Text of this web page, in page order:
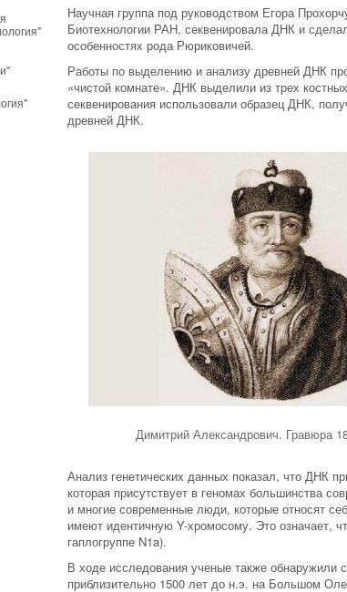
Научная группа под руководством Егора
Биотехнологии РАН, секвенировала ДНК и
особенностях рода Рюриковичей.
Работы по выделению и анализу древней ДНК
«чистой комнате». ДНК выделили из трех
секвенирования использовали образец ДНК,
древней ДНК.
Димитрий Александрович. Гравюра
Анализ генетических данных показал, что ДНК
которая присутствует в геномах большинства
и многие современные люди, которые относят
имеют идентичную Y-хромосому. Это означает,
гаплогруппе N1a).
В ходе исследования ученые также обнаружили
приблизительно 1500 лет до н.э. на Большом